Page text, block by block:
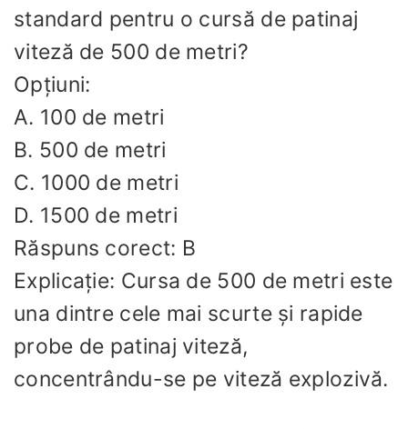
standard pentru o cursă de patinaj
viteză de 500 de metri?
Opțiuni:
A. 100 de metri
B. 500 de metri
C. 1000 de metri
D. 1500 de metri
Răspuns corect: B
Explicație: Cursa de 500 de metri este
una dintre cele mai scurte și rapide
probe de patinaj viteză,
concentrându-se pe viteză explozivă.